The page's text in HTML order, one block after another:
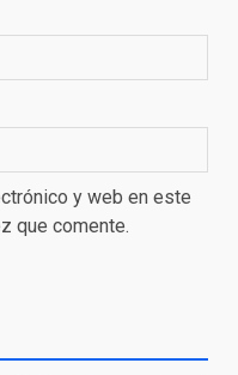
y web en este
que comente.